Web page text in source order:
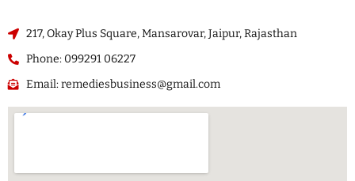
217, Okay Plus Square, Mansarovar, Jaipur, Rajasthan
Phone: 099291 06227
Email: remediesbusiness@gmail.com